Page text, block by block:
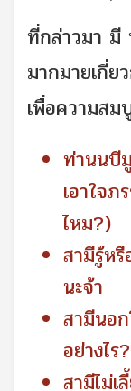
ที่กล่าวมา มี
มากมายเกี่
เพื่อความส
ท่านนบี
เอาใจ
ไหม?)
สามีรู้หรื
นะจ้า
สามีนอ
อย่างไร?
สามีไม่